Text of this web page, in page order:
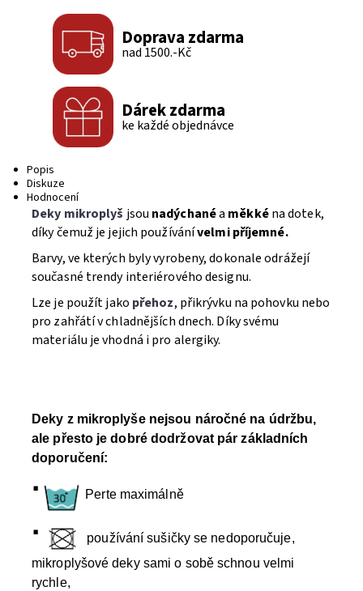
Doprava zdarma
nad 1500.-Kč
Dárek zdarma
ke každé objednávce
Popis
Diskuze
Hodnocení
Deky mikroplyš jsou nadýchanéa měkkéna dotek,
díky čemuž je jejich používánívelmi příjemné.
Barvy, ve kterých byly vyrobeny, dokonale odrážejí
současné trendy interiérového designu.
Lze je použít jako přehoz, přikrývku na pohovku nebo
pro zahřátí v chladnějších dnech. Díky svému
materiálu je vhodná i pro alergiky.
Deky z mikroplyše nejsou náročné na údržbu,
ale přesto je dobré dodržovat pár základních
doporučení:
· Perte maximálně
·
používání sušičky se nedoporučuje,
mikroplyšové deky sami o sobě schnou velmi
rychle,